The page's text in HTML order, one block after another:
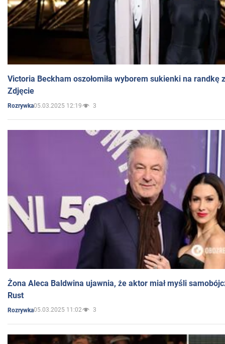
Victoria Beckham oszołomiła wyborem sukienki na randkę
Zdjęcie
Rozrywka05.03.2025 12:19 3
Żona Aleca Baldwina ujawnia, że aktor miał myśli
Rust
Rozrywka05.03.2025 11:02 3